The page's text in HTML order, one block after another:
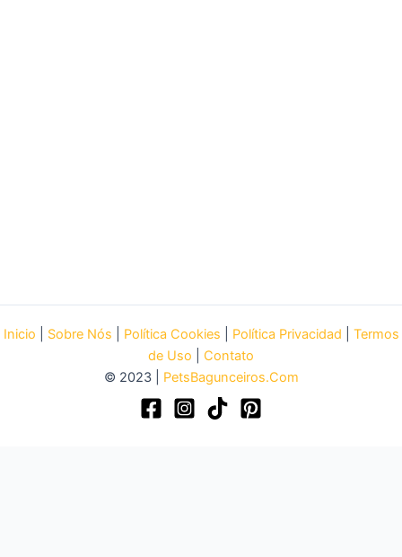
Inicio Sobre Nós Política Cookies Política Privacidad
Termos
de Uso
Contato
© 2023 | PetsBagunceiros.Com